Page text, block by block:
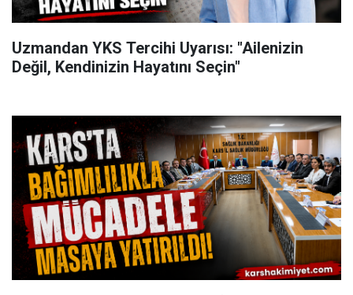
Uzmandan YKS Tercihi Uyarısı: "Ailenizin
Değil, Kendinizin Hayatını Seçin"